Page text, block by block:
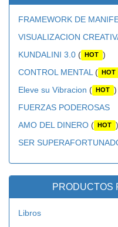
FRAMEWORK DE
VISUALIZACION
KUNDALINI 3.0 ( HOT )
CONTROL MENTAL ( HOT
Eleve su Vibracion ( HOT )
FUERZAS PODEROSAS
AMO DEL DINERO ( HOT )
SER
PRODUCTOS
Libros